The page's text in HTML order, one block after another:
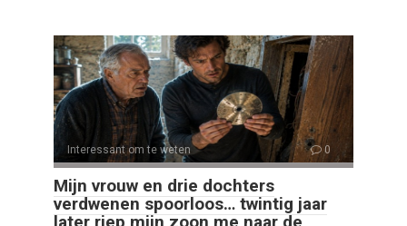
Interessant om te weten 0
Mijn vrouw en drie dochters
verdwenen spoorloos… twintig jaar